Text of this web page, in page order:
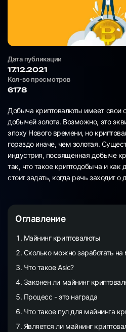
Дата публикации
17.12.2021
Кол-во просмотров
6178
Добыча криптовалюты имеет свои
добычей золота. Возможно, это
эпоху Нового времени, но
гораздо иначе, чем золотая.
индустрия, посвященная добыче
так, что такое криптодобыча и как
стоит задать, когда речь заходит
Оглавление
Майнинг криптовалюты
Сколько можно заработать на
Что такое Asic?
Законен ли майнинг
Процесс - это награда
Что такое пул для майнинга
Является ли майнинг